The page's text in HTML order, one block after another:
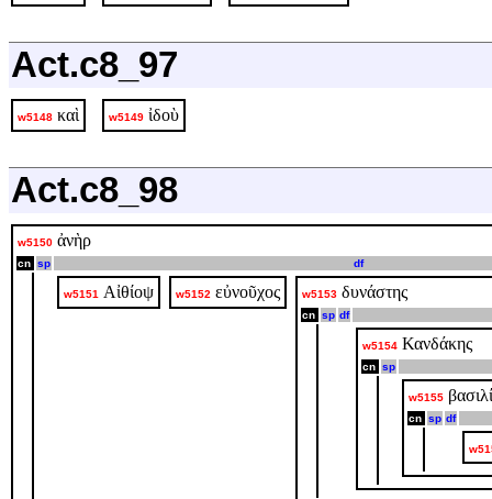
Act.c8_97
w5148 καὶ w5149 ἰδοὺ
Act.c8_98
w5150 ἀνὴρ
cn sp df
w5151 Αἰθίοψ w5152 εὐνοῦχος w5153 δυνάστης
cn sp df
w5154 Κανδάκης
cn sp
w5155
cn sp df